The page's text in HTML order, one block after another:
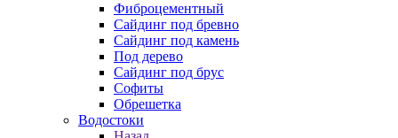
Фиброцементный
Сайдинг под бревно
Сайдинг под камень
Под дерево
Сайдинг под брус
Софиты
Обрешетка
Водостоки